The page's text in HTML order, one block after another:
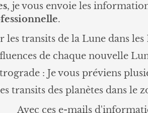
, je vous envoie les
.
transits de la Lune dans les
de chaque nouvelle
: Je vous préviens
transits des planètes dans le
Avec ces e-mails